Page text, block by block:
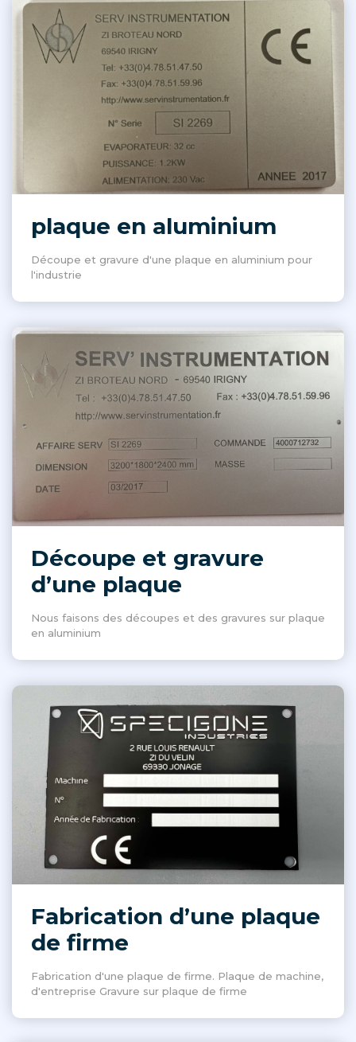
plaque en aluminium
Découpe et gravure d'une plaque en aluminium pour
l'industrie
Découpe et gravure
d’une plaque
Nous faisons des découpes et des gravures sur plaque
en aluminium
Fabrication d’une plaque
de firme
Fabrication d'une plaque de firme. Plaque de machine,
d'entreprise Gravure sur plaque de firme